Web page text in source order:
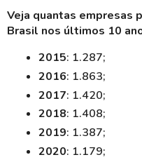
Veja quantas empresas
Brasil nos últimos 10
2015: 1.287;
2016: 1.863;
2017: 1.420;
2018: 1.408;
2019: 1.387;
2020: 1.179;